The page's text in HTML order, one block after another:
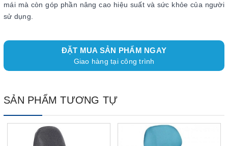
mái mà còn góp phần nâng cao hiệu suất và sức khỏe của người
sử dụng.
ĐẶT MUA SẢN PHẨM NGAY
Giao hàng tại công trình
SẢN PHẨM TƯƠNG TỰ